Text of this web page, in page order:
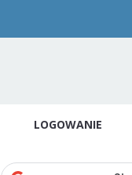
LOGOWANIE